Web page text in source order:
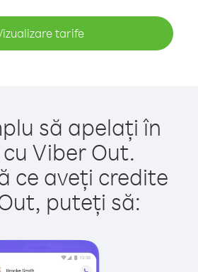
tarife
să apelați în
Viber Out.
ce aveți credite
puteți să: